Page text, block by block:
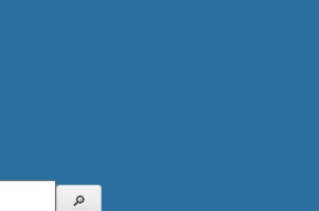
🔎